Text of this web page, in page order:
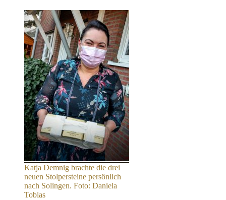
Katja Demnig brachte die drei
neuen Stolpersteine persönlich
nach Solingen. Foto: Daniela
Tobias